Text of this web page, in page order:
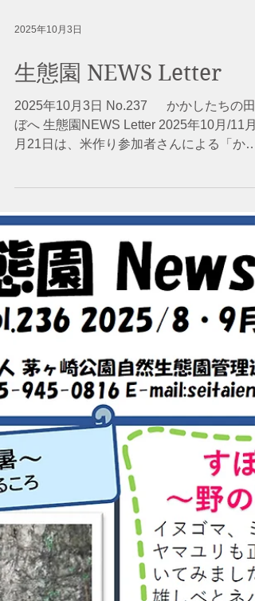
生態園 NEWS Letter
2025年10月3日 No.237 かかしたちの田
ぼへ 生態園NEWS Letter 2025年10月/11月
月21日は、米作り参加者さんによる「かか
し作り」をおこないました。チームごとに
竹を組んで縄でしばり、ワラで肉付け。そ